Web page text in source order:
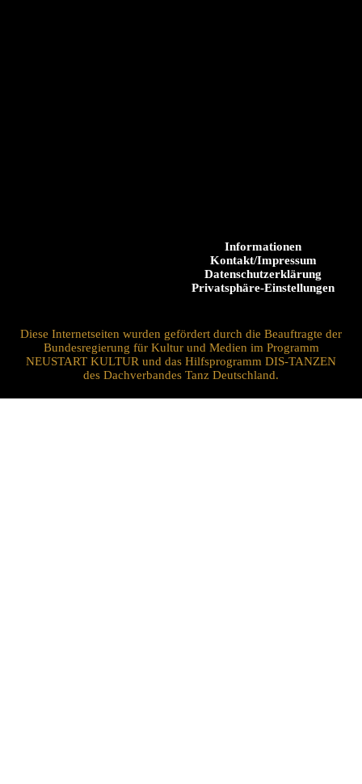
Informationen
Kontakt/Impressum
Datenschutzerklärung
Privatsphäre-Einstellungen
Diese Internetseiten wurden gefördert durch die Beauftragte der
Bundesregierung für Kultur und Medien im Programm
NEUSTART KULTUR und das Hilfsprogramm DIS-TANZEN
des Dachverbandes Tanz Deutschland.